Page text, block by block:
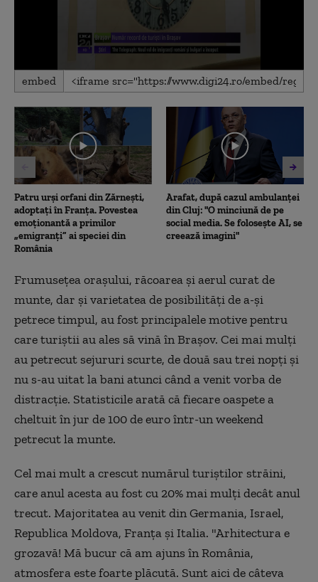
0
seconds
1
minute,
53
seconds
embed
Patru urși orfani din Zărnești,
adoptați în Franța. Povestea
emoționantă a primilor
„emigranți” ai speciei din
România
Arafat, după cazul ambulanței
din Cluj: "O minciună de pe
social media. Se folosește AI, se
creează imagini"
Frumuseţea oraşului, răcoarea şi aerul curat de
munte, dar şi varietatea de posibilităţi de a-şi
petrece timpul, au fost principalele motive pentru
care turiştii au ales să vină în Braşov. Cei mai mulţi
au petrecut sejururi scurte, de două sau trei nopţi şi
nu s-au uitat la bani atunci când a venit vorba de
distracţie. Statisticile arată că fiecare oaspete a
cheltuit în jur de 100 de euro într-un weekend
petrecut la munte.
Cel mai mult a crescut numărul turiştilor străini,
care anul acesta au fost cu 20% mai mulţi decât anul
trecut. Majoritatea au venit din Germania, Israel,
Republica Moldova, Franţa şi Italia. "Arhitectura e
grozavă! Mă bucur că am ajuns în România,
atmosfera este foarte plăcută. Sunt aici de câteva